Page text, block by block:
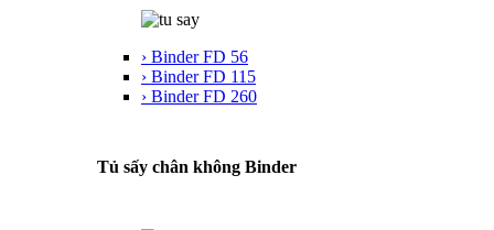
› Binder FD 56
› Binder FD 115
› Binder FD 260
Tủ sấy chân không Binder